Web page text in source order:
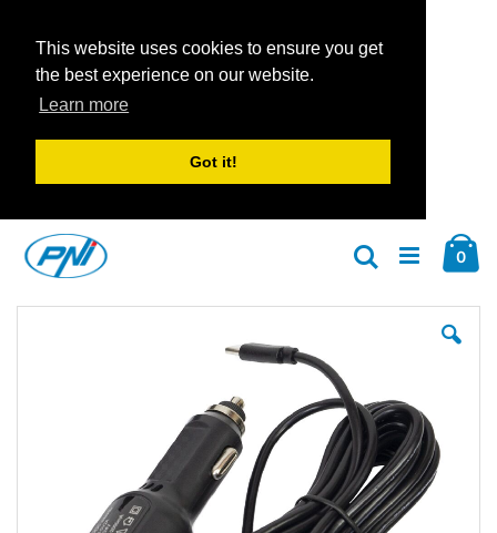
This website uses cookies to ensure you get
the best experience on our website.
Learn more
Got it!
Inhalt
springen
0
Suche